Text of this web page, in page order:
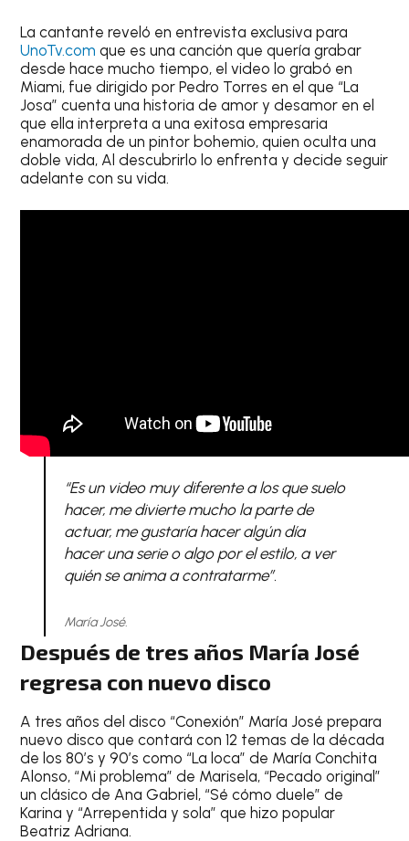
La cantante reveló en entrevista exclusiva para
UnoTv.com que es una canción que quería grabar
desde hace mucho tiempo, el video lo grabó en
Miami, fue dirigido por Pedro Torres en el que “La
Josa” cuenta una historia de amor y desamor en el
que ella interpreta a una exitosa empresaria
enamorada de un pintor bohemio, quien oculta una
doble vida, Al descubrirlo lo enfrenta y decide seguir
adelante con su vida.
“Es un video muy diferente a los que suelo
hacer, me divierte mucho la parte de
actuar, me gustaría hacer algún día
hacer una serie o algo por el estilo, a ver
quién se anima a contratarme”.
María José.
Después de tres años María José
regresa con nuevo disco
A tres años del disco “Conexión” María José prepara
nuevo disco que contará con 12 temas de la década
de los 80’s y 90’s como “La loca” de María Conchita
Alonso, “Mi problema” de Marisela, “Pecado original”
un clásico de Ana Gabriel, “Sé cómo duele” de
Karina y “Arrepentida y sola” que hizo popular
Beatriz Adriana.